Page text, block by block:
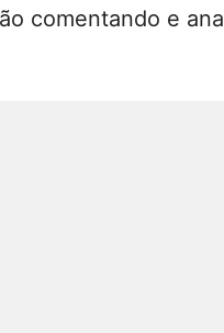
comentando e